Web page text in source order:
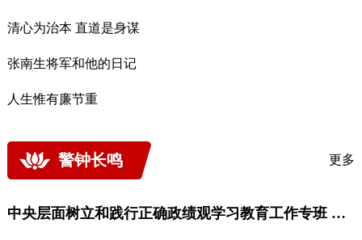
清心为治本 直道是身谋
张南生将军和他的日记
人生惟有廉节重
警钟长鸣 更多
中央层面树立和践行正确政绩观学习教育工作专班 中央纪委办公厅公开通报3起政绩观偏差问题